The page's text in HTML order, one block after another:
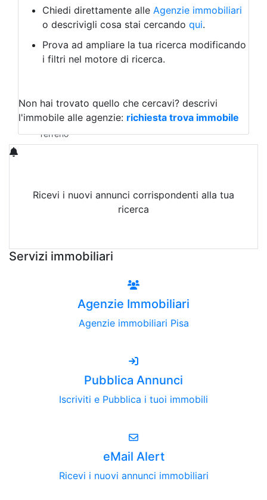
Albergo
Laboratorio Artigianale
Negozio/locale commerciale
Agriturismo
Magazzini
Qualsiasi
Terreno edificabile
Terreno
Chiedi direttamente alle Agenzie immobiliari
o descrivigli cosa stai cercando qui.
Prova ad ampliare la tua ricerca modificando
i filtri nel motore di ricerca.
Non hai trovato quello che cercavi? descrivi
l'immobile alle agenzie: richiesta trova immobile
Ricevi i nuovi annunci corrispondenti alla tua
ricerca
Servizi immobiliari
Agenzie Immobiliari
Agenzie immobiliari Pisa
Pubblica Annunci
Iscriviti e Pubblica i tuoi immobili
eMail Alert
Ricevi i nuovi annunci immobiliari